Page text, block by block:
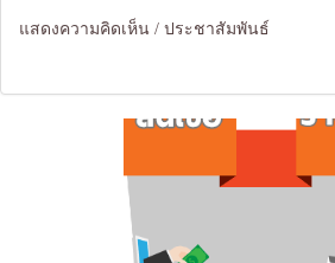
แสดงความคิดเห็น / ประชาสัมพันธ์